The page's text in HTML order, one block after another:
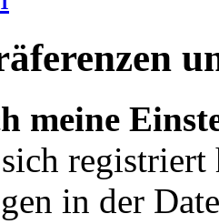
meine
in der